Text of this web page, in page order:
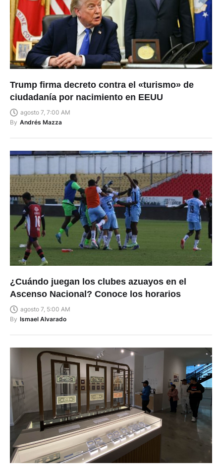
Trump firma decreto contra el «turismo» de
ciudadanía por nacimiento en EEUU
agosto 7, 7:00 AM
By Andrés Mazza
¿Cuándo juegan los clubes azuayos en el
Ascenso Nacional? Conoce los horarios
agosto 7, 5:00 AM
By Ismael Alvarado